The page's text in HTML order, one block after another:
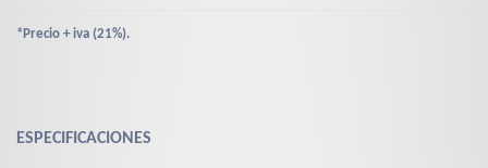
*Precio + iva (21%).
ESPECIFICACIONES